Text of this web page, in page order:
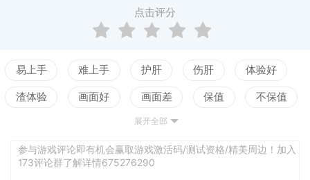
点击评分
易上手 难上手 护肝 伤肝 体验好
渣体验 画面好 画面差 保值 不保值
测试
展开全部
参与游戏评论即有机会赢取游戏激活码/测试资格/精美周边！加入
173评论群了解详情675276290